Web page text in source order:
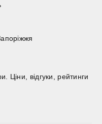
Ціни, відгуки, рейтинги